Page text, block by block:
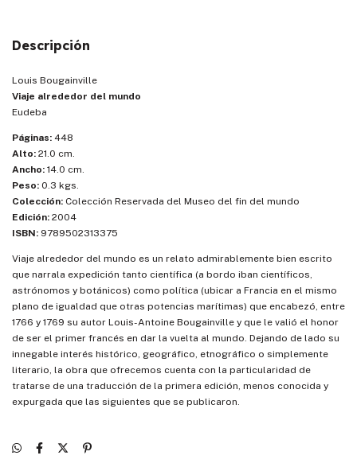
Descripción
Louis Bougainville
Viaje alrededor del mundo
Eudeba
Páginas: 448
Alto: 21.0 cm.
Ancho: 14.0 cm.
Peso: 0.3 kgs.
Colección: Colección Reservada del Museo del fin del mundo
Edición: 2004
ISBN: 9789502313375
Viaje alrededor del mundo es un relato admirablemente bien escrito
que narrala expedición tanto científica (a bordo iban científicos,
astrónomos y botánicos) como política (ubicar a Francia en el mismo
plano de igualdad que otras potencias marítimas) que encabezó, entre
1766 y 1769 su autor Louis-Antoine Bougainville y que le valió el honor
de ser el primer francés en dar la vuelta al mundo. Dejando de lado su
innegable interés histórico, geográfico, etnográfico o simplemente
literario, la obra que ofrecemos cuenta con la particularidad de
tratarse de una traducción de la primera edición, menos conocida y
expurgada que las siguientes que se publicaron.